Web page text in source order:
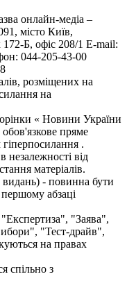
онлайн-медіа –
місто Київ,
Б, офіс 208/1 E-mail:
044-205-43-00
розміщених на
на
« Новини України
обов'язкове пряме
.
незалежності від
матеріалів.
видань) - повинна бути
абзаці
"Заява",
"Тест-драйв",
на правах
спільно з